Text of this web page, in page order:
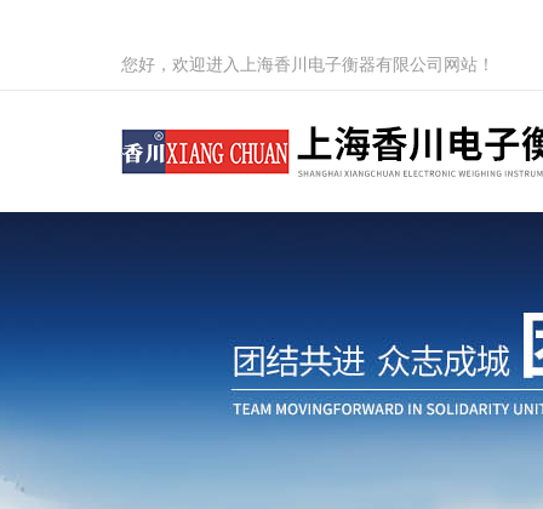
您好，欢迎进入上海香川电子衡器有限公司网站！